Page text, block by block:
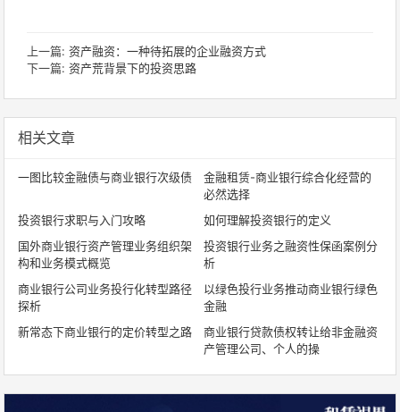
上一篇:资产融资：一种待拓展的企业融资方式
下一篇:资产荒背景下的投资思路
相关文章
一图比较金融债与商业银行次级债
金融租赁-商业银行综合化经营的
必然选择
投资银行求职与入门攻略
如何理解投资银行的定义
国外商业银行资产管理业务组织架
构和业务模式概览
投资银行业务之融资性保函案例分
析
商业银行公司业务投行化转型路径
探析
以绿色投行业务推动商业银行绿色
金融
新常态下商业银行的定价转型之路
商业银行贷款债权转让给非金融资
产管理公司、个人的操